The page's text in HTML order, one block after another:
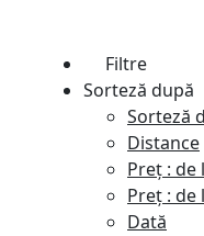
Filtre
Sorteză după
Sorteză
Distance
Preț : de
Preț : de
Dată